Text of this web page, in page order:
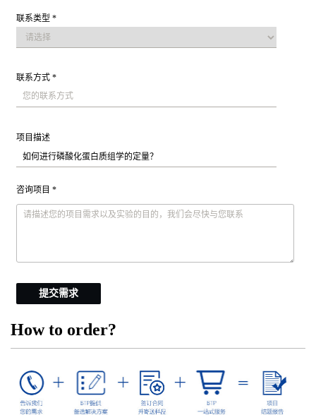
联系类型 *
联系方式 *
项目描述
咨询项目 *
提交需求
How to order?